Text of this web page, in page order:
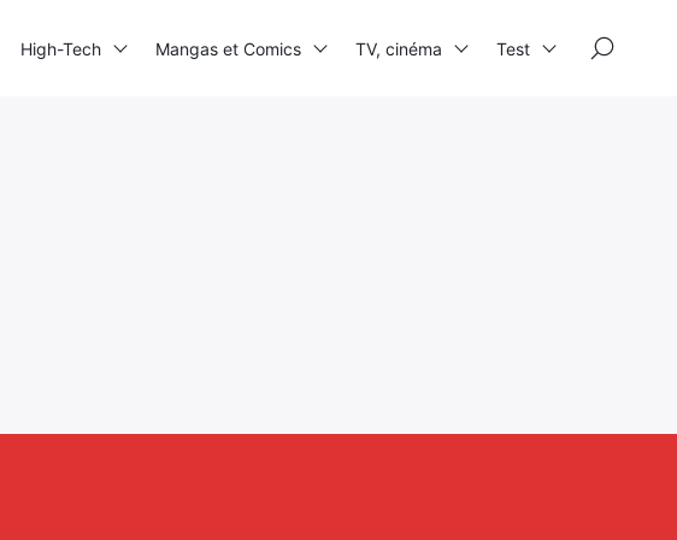
High-Tech Mangas et Comics TV, cinéma Test